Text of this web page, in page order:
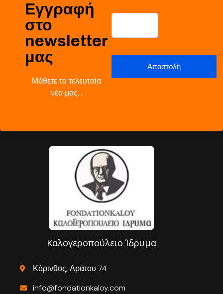
Εγγραφή
στο
newsletter
μας
Μάθετε τα τελευταία
νέα μας…
Καλογεροπούλειο Ίδρυμα
Κόρινθος, Αράτου 74
info@fondationkaloy.com